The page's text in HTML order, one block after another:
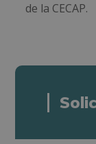
de la CECAP.